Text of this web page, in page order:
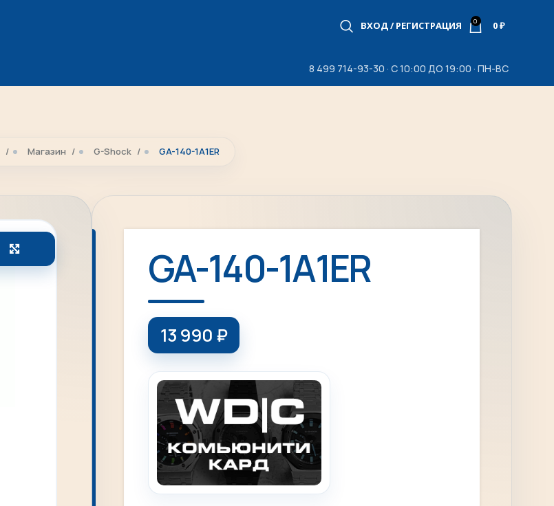
ВХОД / РЕГИСТРАЦИЯ 0 0₽
8 499 714-93-30 · С 10:00 ДО 19:00 · ПН-ВС
Магазин G-Shock GA-140-1A1ER
GA-140-1A1ER
13 990 ₽